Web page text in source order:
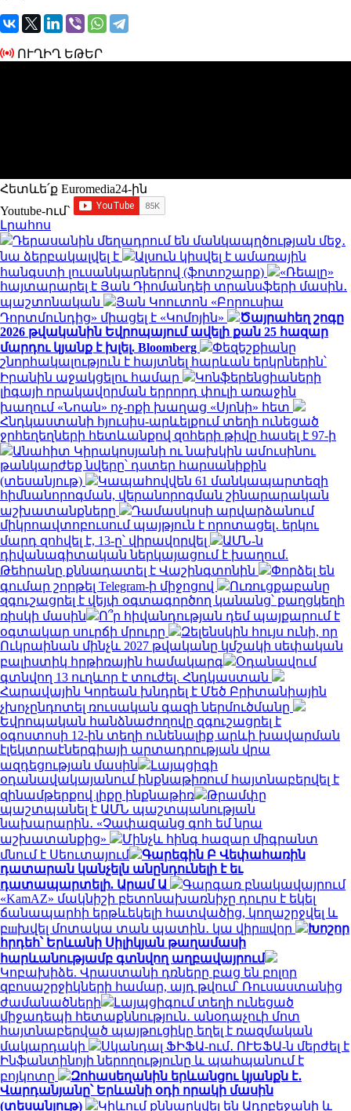
ՈՒՂԻՂ ԵԹԵՐ
Հետևե՛ք Euromedia24-ին
Youtube-ում`
Լրահոս
Դերասանին մեղադրում են մանկապղծության մեջ․
նա ձերբակալվել է
Ալսուն կիսվել է ամառային
հանգստի լուսանկարներով (ֆոտոշարք)
«Ռեալը»
հայտարարել է Յան Դիոմանդեի տրանսֆերի մասին․
պաշտոնական
Յան Կոուտոն «Բորուսիա
Դորտմունդից» միացել է «Կոմոյին»
Ծայրահեղ շոգը
2026 թվականին Եվրոպայում ավելի քան 25 հազար
մարդու կյանք է խլել. Bloomberg
Փեզեշքիանը
շնորհակալություն է հայտնել հարևան երկրներին՝
Իրանին աջակցելու համար
Կոնֆերենցիաների
լիգայի որակավորման երրորդ փուլի առաջին
խաղում «Նոան» ոչ-ոքի խաղաց «Սյոնի» հետ
Հնդկաստանի հյուսիս-արևելքում տեղի ունեցած
ջրհեղեղների հետևանքով զոհերի թիվը հասել է 97-ի
Անահիտ Կիրակոսյանի ու նախկին ամուսինու
թանկարժեք նվերը՝ դստեր հարսանիքին
(տեսանյութ)
Կապահովվեն 61 մանկապարտեզի
հիմնանորոգման, վերանորոգման շինարարական
աշխատանքները
Դամասկոսի արվարձանում
միկրոավտոբուսում պայթյուն է որոտացել․ երկու
մարդ զոհվել է, 13-ը՝ վիրավորվել
ԱՄՆ-ն
դիվանագիտական ներկայացում է խաղում.
Թեհրանը քննադատել է Վաշինգտոնին
Փորձել են
գումար շորթել Telegram-ի միջոցով
Ուռուցքաբանը
զգուշացրել է վեյփ օգտագործող կանանց՝ քաղցկեղի
ռիսկի մասին
Ո՞ր հիվանդության դեմ պայքարում է
օգտակար սուրճի մրուրը
Զելենսկին հույս ունի, որ
Ուկրաինան մինչև 2027 թվականը կմշակի սեփական
բալիստիկ հրթիռային համակարգ
Օդանավում
գտնվող 13 ուղևոր է տուժել. Հնդկաստան
Հարավային Կորեան խնդրել է Մեծ Բրիտանիային
չխոչընդոտել ռուսական գազի ներմուծմանը
Եվրոպական հանձնաժողովը զգուշացրել է
օգոստոսի 12-ին տեղի ունենալիք արևի խավարման
էլեկտրաէներգիայի արտադրության վրա
ազդեցության մասին
Լայպցիգի
օդանավակայանում ինքնաթիռում հայտնաբերվել է
զինամթերքով լիքը ինքնաթիռ
Թրամփը
պաշտպանել է ԱՄՆ պաշտպանության
նախարարին․ «Չափազանց գոհ եմ նրա
աշխատանքից»
Մինչև հինգ հազար միգրանտ
մնում է Սեուտայում
Գարեգին Բ Վեփահառին
դատարան կանչելն անընդունելի է եւ
դատապարտելի. Արամ Ա
Գարգառ բնակավայրում
«KamAZ» մակնիշի բետոնախառնիչը դուրս է եկել
ճանապարհի երթևեկելի հատվածից, կողաշրջվել և
բшխվել մոտակա տան պատին․ կա վիրшվոր
Խոշոր
հրդեհ՝ Երևանի Սիլիկյան թաղամասի
հարևանությամբ գտնվող աղբավայրում
Կոբախիձե. Վրաստանի դռները բաց են բոլոր
զբոսաշրջիկների համար, այդ թվում՝ Ռուսաստանից
ժամանածների
Լայպցիգում տեղի ունեցած
միջադեպի հետաքննություն․ անօդաչուի մոտ
հայտնաբերված պայթուցիկը եղել է ռազմական
մակարդակի
Սկանդալ ՖԻՖԱ-ում․ ՈՒԵՖԱ-ն մերժել է
Ինֆանտինոյի ներողությունը և պահպանում է
բոյկոտը
Զոհասեղանին երևանցու կյանքն է․
Վարդանյանը՝ Երևանի օդի որակի մասին
(տեսանյութ)
Կիևում քննարկվել են Ադրբեջանի և